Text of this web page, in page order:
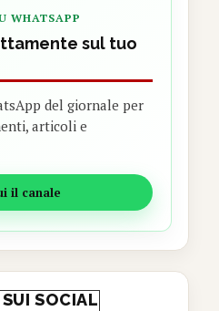
WHATSAPP
sul tuo
del giornale per
articoli e
il canale
SOCIAL